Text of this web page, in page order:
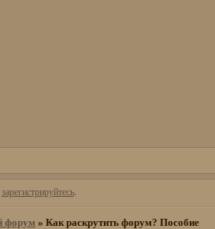
зарегистрируйтесь.
форум » Как раскрутить форум? Пособие